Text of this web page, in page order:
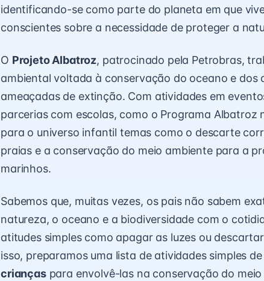
identificando-se como parte do planeta em que
conscientes sobre a necessidade de proteger a
O Projeto Albatroz, patrocinado pela Petrobras,
ambiental voltada à conservação do oceano e dos
ameaçadas de extinção. Com atividades em
parcerias com escolas, como o Programa Albatroz
para o universo infantil temas como o descarte
praias e a conservação do meio ambiente para a
marinhos.
Sabemos que, muitas vezes, os pais não sabem
natureza, o oceano e a biodiversidade com o
atitudes simples como apagar as luzes ou
isso, preparamos uma lista de atividades simples de
criançaspara envolvê-las na conservação do